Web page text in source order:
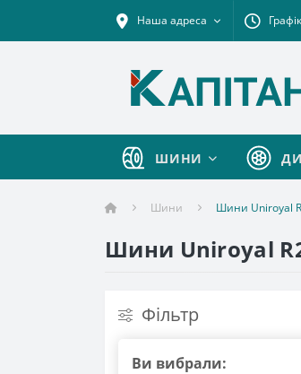
Наша адреса
ШИНИ
Шини Шини Uniroyal
Шини Uniroyal
Фільтр
Ви вибрали: